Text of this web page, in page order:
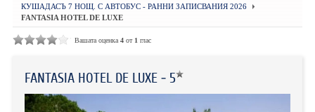
БЪЛГАРИЯ
ХОТЕЛИ В ТУРЦИЯ
ТУРЦИЯ С КОЛА
ХОТЕЛИ В ГЪРЦИЯ
КУШАДАСЪ 7 НОЩ. С АВТОБУС - РАННИ ЗАПИСВАНИЯ 2026
FANTASIA HOTEL DE LUXE
Вашата оценка 4от 1 глас
FANTASIA HOTEL DE LUXE - 5